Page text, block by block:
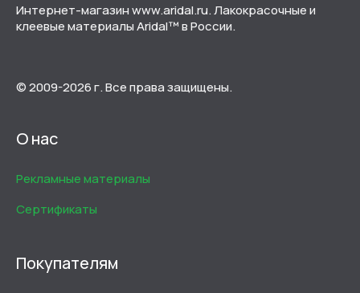
Интернет-магазин www.aridal.ru. Лакокрасочные и
клеевые материалы Aridal™ в России.
© 2009-2026 г. Все права защищены.
О нас
Рекламные материалы
Сертификаты
Покупателям